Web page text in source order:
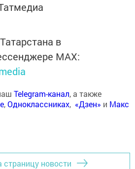
в
MАХ:
Telegram-канал, а также
,Одноклассниках, «Дзен» и Макс
страницу новости